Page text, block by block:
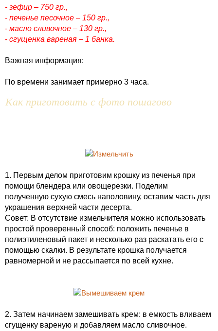
- зефир – 750 гр.,
- печенье песочное – 150 гр.,
- масло сливочное – 130 гр.,
- сгущенка вареная – 1 банка.
Важная информация:
По времени занимает примерно 3 часа.
Как приготовить с фото пошагово
1. Первым делом приготовим крошку из печенья при
помощи блендера или овощерезки. Поделим
полученную сухую смесь наполовину, оставим часть для
украшения верхней части десерта.
Совет: В отсутствие измельчителя можно использовать
простой проверенный способ: положить печенье в
полиэтиленовый пакет и несколько раз раскатать его с
помощью скалки. В результате крошка получается
равномерной и не рассыпается по всей кухне.
2. Затем начинаем замешивать крем: в емкость вливаем
сгущенку вареную и добавляем масло сливочное.